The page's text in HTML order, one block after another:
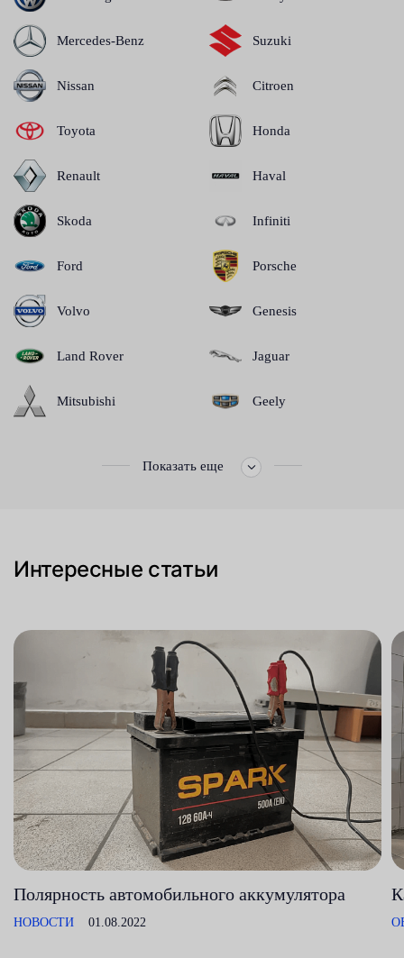
Mercedes-Benz
Nissan
Toyota
Renault
Skoda
Ford
Volvo
Land Rover
Mitsubishi
Suzuki
Citroen
Honda
Haval
Infiniti
Porsche
Genesis
Jaguar
Geely
Показать еще
Интересные статьи
Полярность автомобильного аккумулятора
НОВОСТИ 01.08.2022